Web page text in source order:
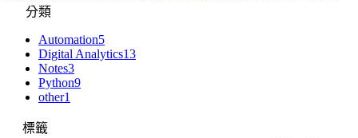
分類
Automation5
Digital Analytics13
Notes3
Python9
other1
標籤